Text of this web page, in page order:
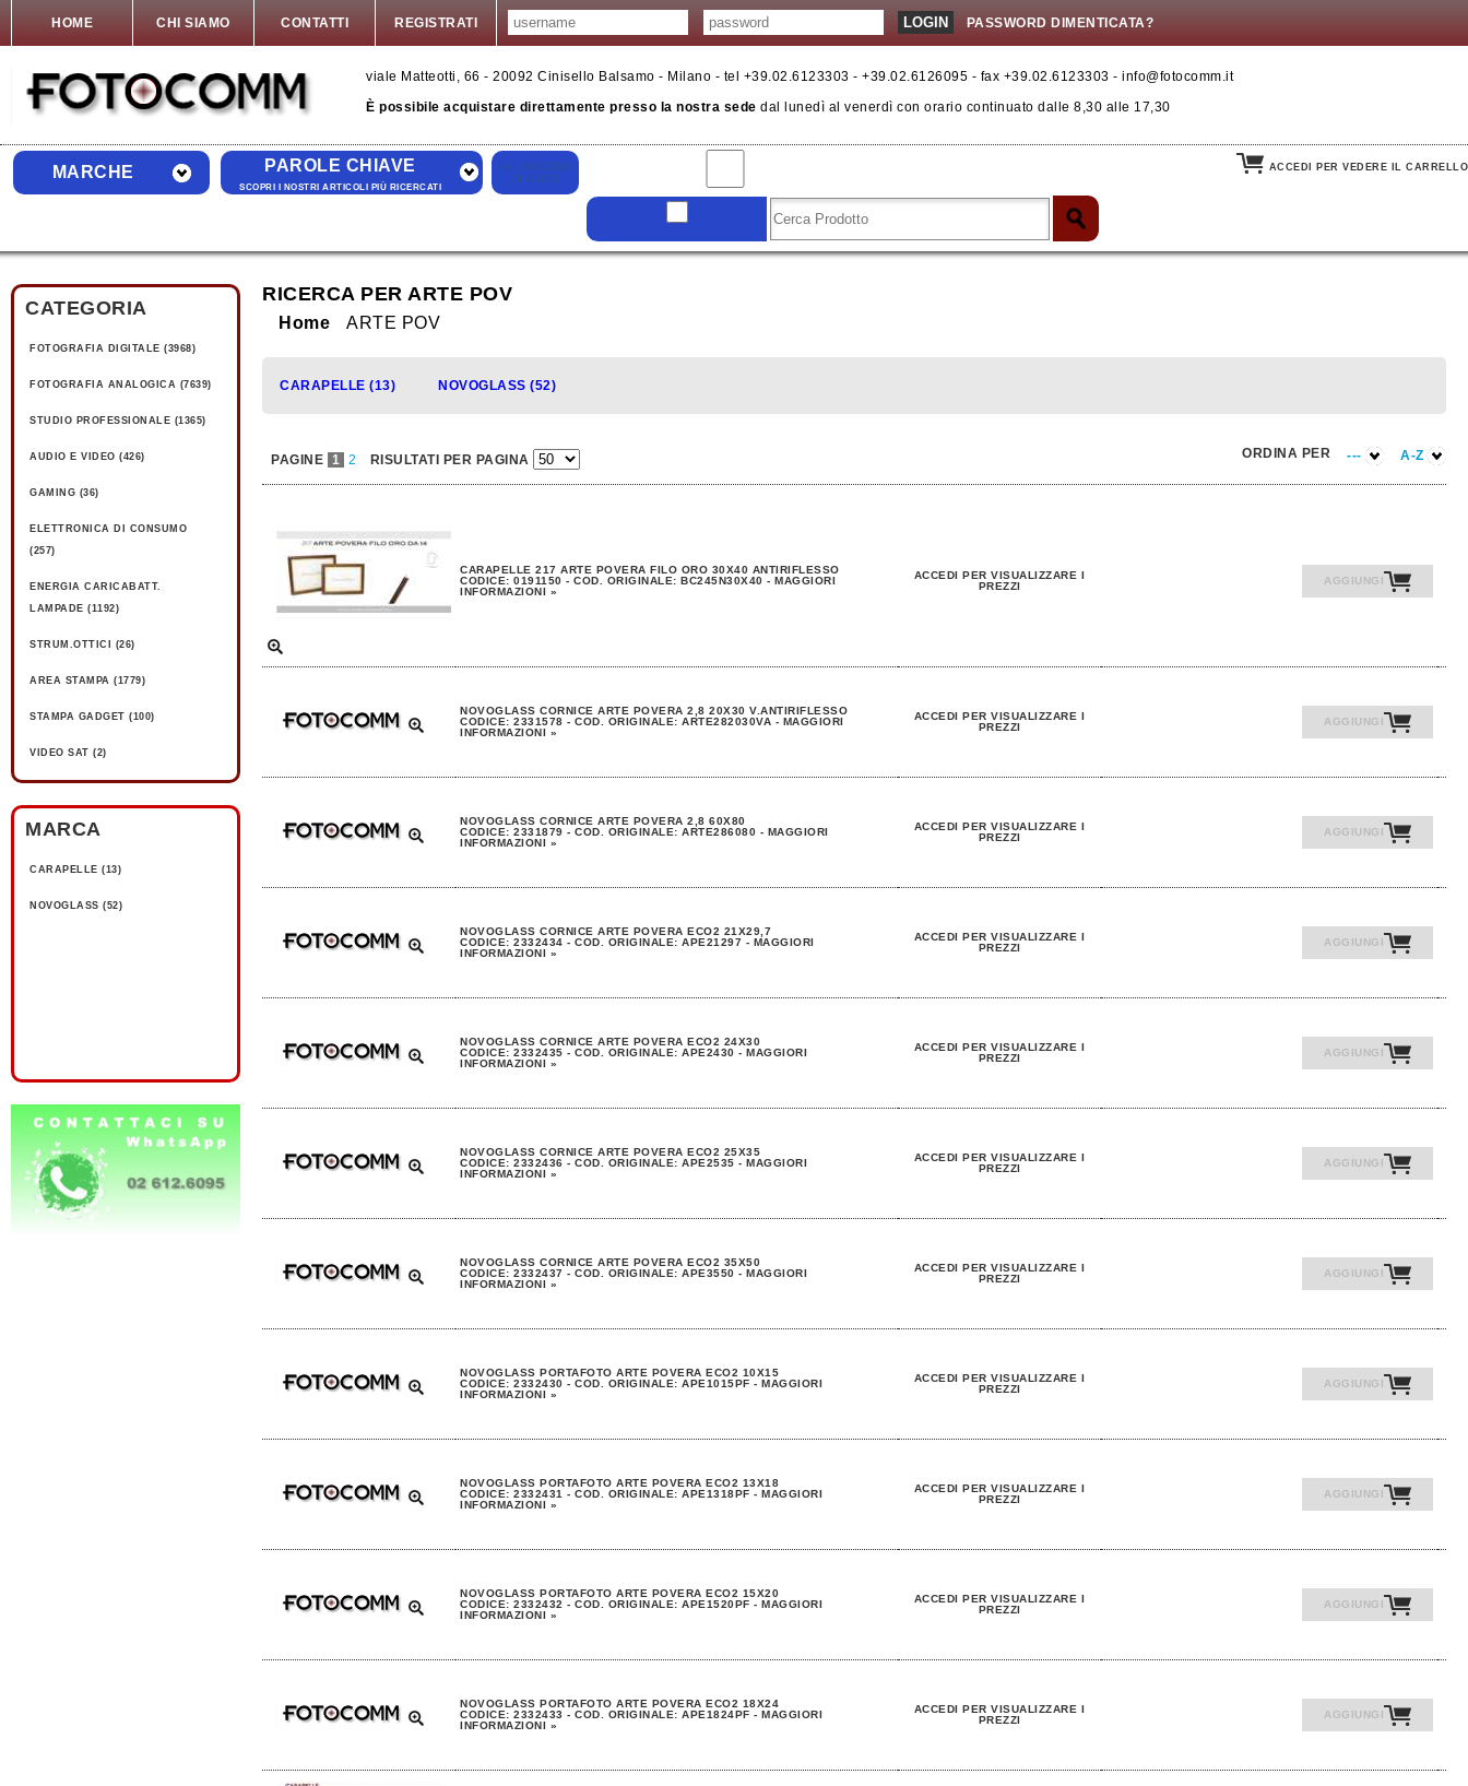
HOME CHI SIAMO CONTATTI REGISTRATI PASSWORD DIMENTICATA?
viale Matteotti, 66 - 20092 Cinisello Balsamo - Milano - tel +39.02.6123303 - +39.02.6126095 - fax +39.02.6123303 - info@fotocomm.it
È possibile acquistare direttamente presso la nostra sede dal lunedì al venerdì con orario continuato dalle 8,30 alle 17,30
MARCHE PAROLE CHIAVE
SCOPRI I NOSTRI ARTICOLI PIÙ RICERCATI
ACCEDI PER VEDERE IL CARRELLO
CATEGORIA
FOTOGRAFIA DIGITALE (3968)
FOTOGRAFIA ANALOGICA (7639)
STUDIO PROFESSIONALE (1365)
AUDIO E VIDEO (426)
GAMING (36)
ELETTRONICA DI CONSUMO
(257)
ENERGIA CARICABATT.
LAMPADE (1192)
STRUM.OTTICI (26)
AREA STAMPA (1779)
STAMPA GADGET (100)
VIDEO SAT (2)
MARCA
CARAPELLE (13)
NOVOGLASS (52)
RICERCA PER ARTE POV
Home ARTE POV
CARAPELLE (13) NOVOGLASS (52)
PAGINE 1 2 RISULTATI PER PAGINA ORDINA PER --- A-Z
CARAPELLE 217 ARTE POVERA FILO ORO 30X40 ANTIRIFLESSO
CODICE: 0191150 - COD. ORIGINALE: BC245N30X40 - MAGGIORI
INFORMAZIONI »
ACCEDI PER VISUALIZZARE I
PREZZI
AGGIUNGI
NOVOGLASS CORNICE ARTE POVERA 2,8 20X30 V.ANTIRIFLESSO
CODICE: 2331578 - COD. ORIGINALE: ARTE282030VA - MAGGIORI
INFORMAZIONI »
ACCEDI PER VISUALIZZARE I
PREZZI
AGGIUNGI
NOVOGLASS CORNICE ARTE POVERA 2,8 60X80
CODICE: 2331879 - COD. ORIGINALE: ARTE286080 - MAGGIORI
INFORMAZIONI »
ACCEDI PER VISUALIZZARE I
PREZZI
AGGIUNGI
NOVOGLASS CORNICE ARTE POVERA ECO2 21X29,7
CODICE: 2332434 - COD. ORIGINALE: APE21297 - MAGGIORI
INFORMAZIONI »
ACCEDI PER VISUALIZZARE I
PREZZI
AGGIUNGI
NOVOGLASS CORNICE ARTE POVERA ECO2 24X30
CODICE: 2332435 - COD. ORIGINALE: APE2430 - MAGGIORI
INFORMAZIONI »
ACCEDI PER VISUALIZZARE I
PREZZI
AGGIUNGI
NOVOGLASS CORNICE ARTE POVERA ECO2 25X35
CODICE: 2332436 - COD. ORIGINALE: APE2535 - MAGGIORI
INFORMAZIONI »
ACCEDI PER VISUALIZZARE I
PREZZI
AGGIUNGI
NOVOGLASS CORNICE ARTE POVERA ECO2 35X50
CODICE: 2332437 - COD. ORIGINALE: APE3550 - MAGGIORI
INFORMAZIONI »
ACCEDI PER VISUALIZZARE I
PREZZI
AGGIUNGI
NOVOGLASS PORTAFOTO ARTE POVERA ECO2 10X15
CODICE: 2332430 - COD. ORIGINALE: APE1015PF - MAGGIORI
INFORMAZIONI »
ACCEDI PER VISUALIZZARE I
PREZZI
AGGIUNGI
NOVOGLASS PORTAFOTO ARTE POVERA ECO2 13X18
CODICE: 2332431 - COD. ORIGINALE: APE1318PF - MAGGIORI
INFORMAZIONI »
ACCEDI PER VISUALIZZARE I
PREZZI
AGGIUNGI
NOVOGLASS PORTAFOTO ARTE POVERA ECO2 15X20
CODICE: 2332432 - COD. ORIGINALE: APE1520PF - MAGGIORI
INFORMAZIONI »
ACCEDI PER VISUALIZZARE I
PREZZI
AGGIUNGI
NOVOGLASS PORTAFOTO ARTE POVERA ECO2 18X24
CODICE: 2332433 - COD. ORIGINALE: APE1824PF - MAGGIORI
INFORMAZIONI »
ACCEDI PER VISUALIZZARE I
PREZZI
AGGIUNGI